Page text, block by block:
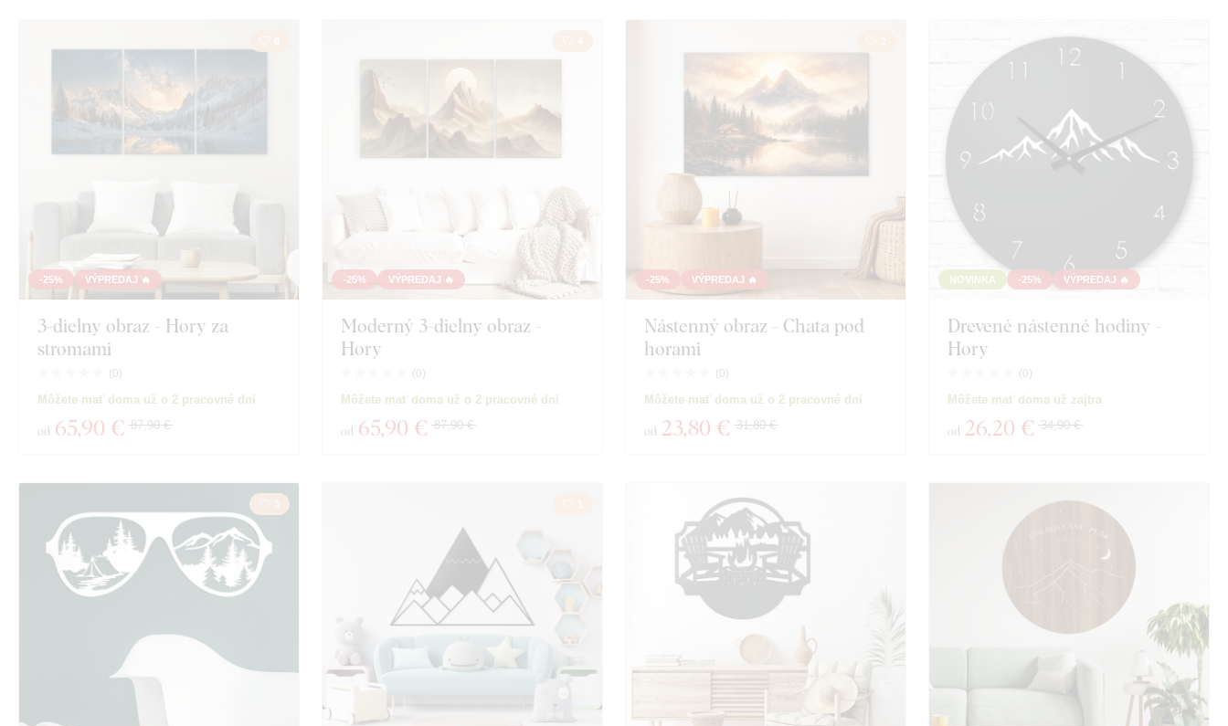
-25% VÝPREDAJ 🔥
3-dielny obraz - Hory za
stromami
( 0)
Môžete mať doma už o 2 pracovné dni
od 65,90 € 87,90 €
-25% VÝPREDAJ 🔥
Moderný 3-dielny obraz -
Hory
( 0)
Môžete mať doma už o 2 pracovné dni
od 65,90 € 87,90 €
-25% VÝPREDAJ 🔥
Nástenný obraz - Chata pod
horami
( 0)
Môžete mať doma už o 2 pracovné dni
od 23,80 € 31,80 €
NOVINKA -25% VÝPREDAJ 🔥
Drevené nástenné hodiny -
Hory
( 0)
Môžete mať doma už zajtra
od 26,20 € 34,90 €